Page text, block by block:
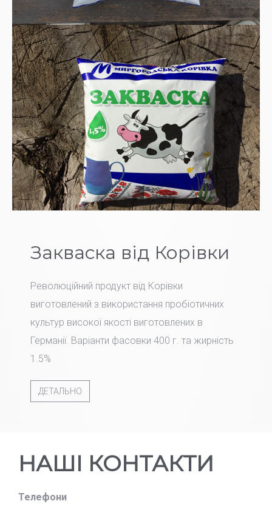
Закваска від Корівки
Революційний продукт від Корівки
виготовлений з використання пробіотичних
культур високої якості виготовлених в
Германії. Варіанти фасовки 400 г. та жирність
1.5%
ДЕТАЛЬНО
НАШІ КОНТАКТИ
Телефони